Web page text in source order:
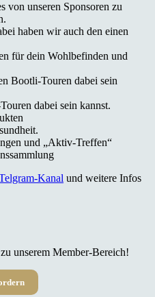
von unseren Sponsoren zu
haben wir auch den einen
für dein Wohlbefinden und
Bootli-Touren dabei sein
dabei sein kannst.
und „Aktiv-Treffen“
Kanal und weitere Infos
unserem Member-Bereich!